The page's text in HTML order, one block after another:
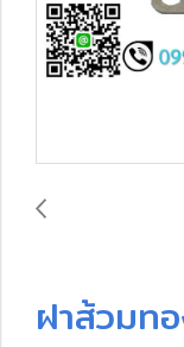
ฝาส้วมท